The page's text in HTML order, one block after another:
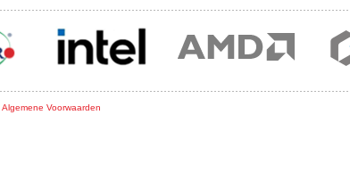
Algemene Voorwaarden